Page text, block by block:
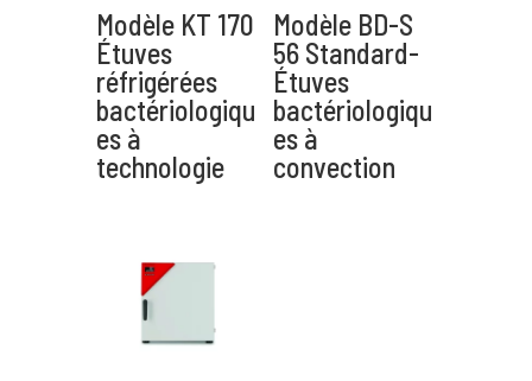
Message*
Envoyer
Modèle KT 170
Étuves
réfrigérées
bactériologiqu
es à
technologie
Modèle BD-S
56 Standard-
Étuves
bactériologiqu
es à
convection